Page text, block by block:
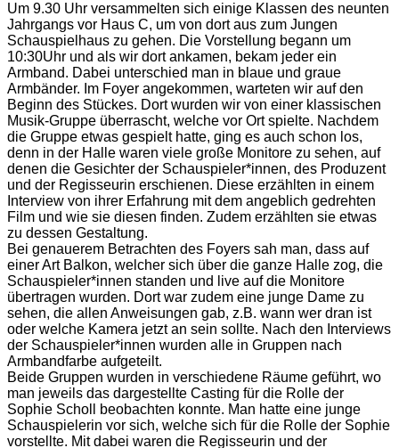
Um 9.30 Uhr versammelten sich einige Klassen des neunten
Jahrgangs vor Haus C, um von dort aus zum Jungen
Schauspielhaus zu gehen. Die Vorstellung begann um
10:30Uhr und als wir dort ankamen, bekam jeder ein
Armband. Dabei unterschied man in blaue und graue
Armbänder. Im Foyer angekommen, warteten wir auf den
Beginn des Stückes. Dort wurden wir von einer klassischen
Musik-Gruppe überrascht, welche vor Ort spielte. Nachdem
die Gruppe etwas gespielt hatte, ging es auch schon los,
denn in der Halle waren viele große Monitore zu sehen, auf
denen die Gesichter der Schauspieler*innen, des Produzent
und der Regisseurin erschienen. Diese erzählten in einem
Interview von ihrer Erfahrung mit dem angeblich gedrehten
Film und wie sie diesen finden. Zudem erzählten sie etwas
zu dessen Gestaltung.
Bei genauerem Betrachten des Foyers sah man, dass auf
einer Art Balkon, welcher sich über die ganze Halle zog, die
Schauspieler*innen standen und live auf die Monitore
übertragen wurden. Dort war zudem eine junge Dame zu
sehen, die allen Anweisungen gab, z.B. wann wer dran ist
oder welche Kamera jetzt an sein sollte. Nach den Interviews
der Schauspieler*innen wurden alle in Gruppen nach
Armbandfarbe aufgeteilt.
Beide Gruppen wurden in verschiedene Räume geführt, wo
man jeweils das dargestellte Casting für die Rolle der
Sophie Scholl beobachten konnte. Man hatte eine junge
Schauspielerin vor sich, welche sich für die Rolle der Sophie
vorstellte. Mit dabei waren die Regisseurin und der